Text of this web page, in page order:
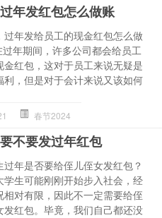
年发红包怎么做账
过年发给员工的现金红包怎么做
过年期间，许多公司都会给员工
金红包，这对于员工来说无疑是
利，但是对于会计来说又该如何
春节2024
不要发过年红包
过年是否要给侄儿侄女发红包？
学生可能刚刚开始步入社会，经
相对有限，因此不一定需要给侄
发红包。毕竟，我们自己都还没